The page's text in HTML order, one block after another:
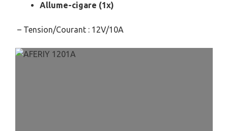
Allume-cigare (1x)
– Tension/Courant : 12V/10A